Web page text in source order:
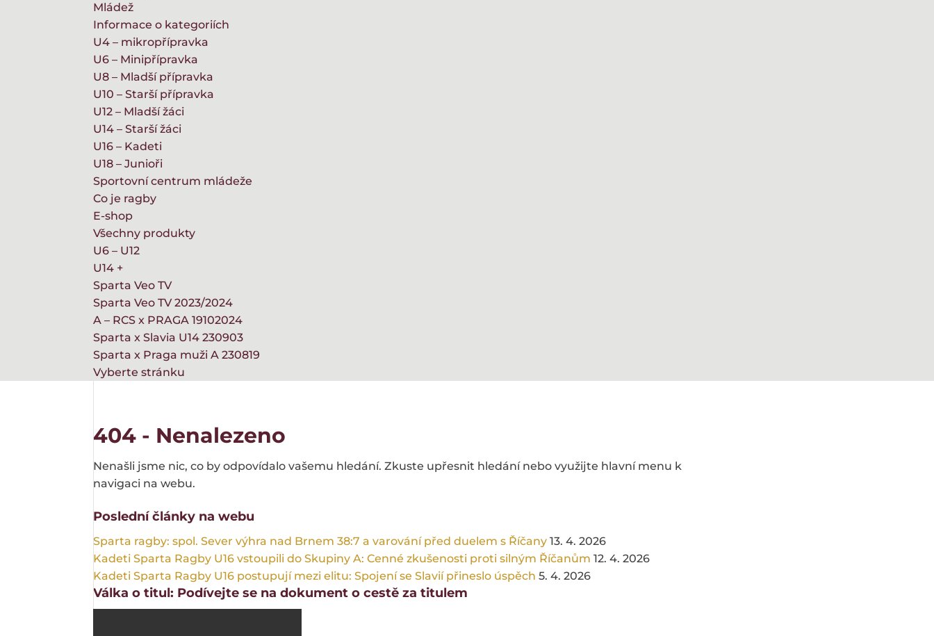
Mládež
Informace o kategoriích
U4 – mikropřípravka
U6 – Minipřípravka
U8 – Mladší přípravka
U10 – Starší přípravka
U12 – Mladší žáci
U14 – Starší žáci
U16 – Kadeti
U18 – Junioři
Sportovní centrum mládeže
Co je ragby
E-shop
Všechny produkty
U6 – U12
U14 +
Sparta Veo TV
Sparta Veo TV 2023/2024
A – RCS x PRAGA 19102024
Sparta x Slavia U14 230903
Sparta x Praga muži A 230819
Vyberte stránku
404 - Nenalezeno
Nenašli jsme nic, co by odpovídalo vašemu hledání. Zkuste upřesnit hledání nebo využijte hlavní menu k
navigaci na webu.
Poslední články na webu
Sparta ragby: spol. Sever výhra nad Brnem 38:7 a varování před duelem s Říčany 13. 4. 2026
Kadeti Sparta Ragby U16 vstoupili do Skupiny A: Cenné zkušenosti proti silným Říčanům 12. 4. 2026
Kadeti Sparta Ragby U16 postupují mezi elitu: Spojení se Slavií přineslo úspěch 5. 4. 2026
Válka o titul: Podívejte se na dokument o cestě za titulem